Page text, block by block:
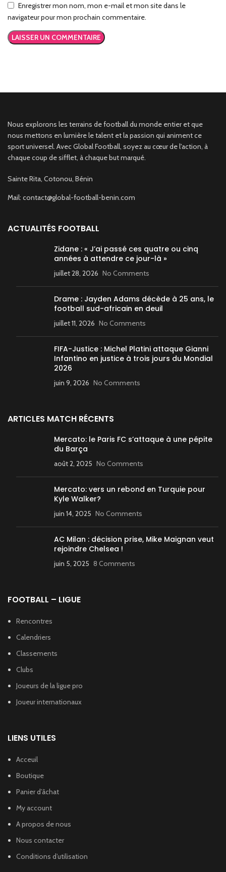
Enregistrer mon nom, mon e-mail et mon site dans le
navigateur pour mon prochain commentaire.
Nous explorons les terrains de football du monde entier et que
nous mettons en lumière le talent et la passion qui animent ce
sport universel. Avec Global Football, soyez au cœur de l'action, à
chaque coup de sifflet, à chaque but marqué.
Sainte Rita, Cotonou, Bénin
Mail: contact@global-football-benin.com
ACTUALITÉS FOOTBALL
Zidane : « J’ai passé ces quatre ou cinq
années à attendre ce jour-là »
juillet 28, 2026 No Comments
Drame : Jayden Adams décède à 25 ans, le
football sud-africain en deuil
juillet 11, 2026 No Comments
FIFA-Justice : Michel Platini attaque Gianni
Infantino en justice à trois jours du Mondial
2026
juin 9, 2026 No Comments
ARTICLES MATCH RÉCENTS
Mercato: le Paris FC s’attaque à une pépite
du Barça
août 2, 2025 No Comments
Mercato: vers un rebond en Turquie pour
Kyle Walker?
juin 14, 2025 No Comments
AC Milan : décision prise, Mike Maignan veut
rejoindre Chelsea !
juin 5, 2025 8 Comments
FOOTBALL – LIGUE
Rencontres
Calendriers
Classements
Clubs
Joueurs de la ligue pro
Joueur internationaux
LIENS UTILES
Acceuil
Boutique
Panier d’âchat
My account
A propos de nous
Nous contacter
Conditions d’utilisation